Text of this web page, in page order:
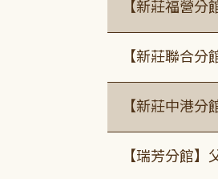
【新莊福營分
【新莊聯合分
【新莊中港分
【瑞芳分館